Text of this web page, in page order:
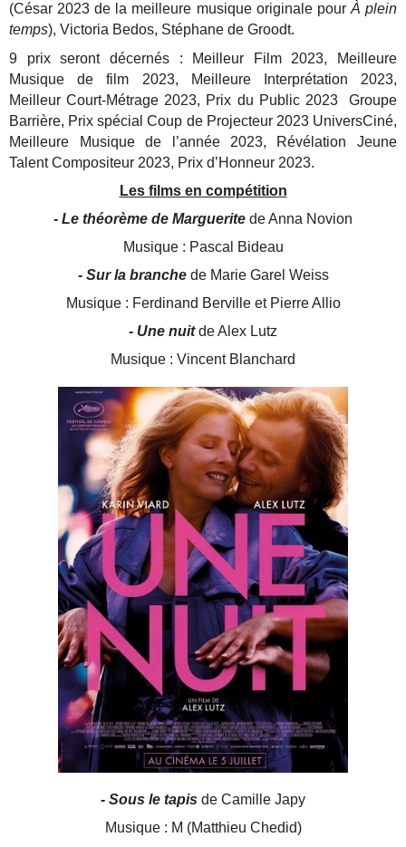
(César 2023 de la meilleure musique originale pourÀ plein
temps), Victoria Bedos, Stéphane de Groodt.
9 prix seront décernés : Meilleur Film 2023, Meilleure
Musique de film 2023, Meilleure Interprétation 2023,
Meilleur Court-Métrage 2023, Prix du Public 2023 Groupe
Barrière, Prix spécial Coup de Projecteur 2023 UniversCiné,
Meilleure Musique de l’année 2023, Révélation Jeune
Talent Compositeur 2023, Prix d’Honneur 2023.
Les films en compétition
- Le théorème de Marguerite de Anna Novion
Musique : Pascal Bideau
- Sur la branchede Marie Garel Weiss
Musique : Ferdinand Berville et Pierre Allio
- Une nuitde Alex Lutz
Musique : Vincent Blanchard
- Sous le tapis de Camille Japy
Musique : M (Matthieu Chedid)